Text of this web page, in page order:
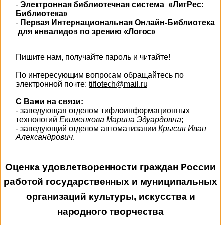
- Электронная библиотечная система «ЛитРес:
Библиотека»
- Первая Интернациональная Онлайн-Библиотека
для инвалидов по зрению «Логос»
Пишите нам, получайте пароль и читайте!
По интересующим вопросам обращайтесь по
электронной почте: tiflotech@mail.ru
С Вами на связи:
- заведующая отделом тифлоинформационных
технологий Екименкова Марина Эдуардовна;
- заведующий отделом автоматизации Крысин Иван
Александрович.
Оценка удовлетворенности граждан России
работой государственных и муниципальных
организаций культуры, искусства и
народного творчества